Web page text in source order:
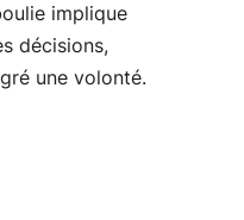
implique
décisions,
une volonté.